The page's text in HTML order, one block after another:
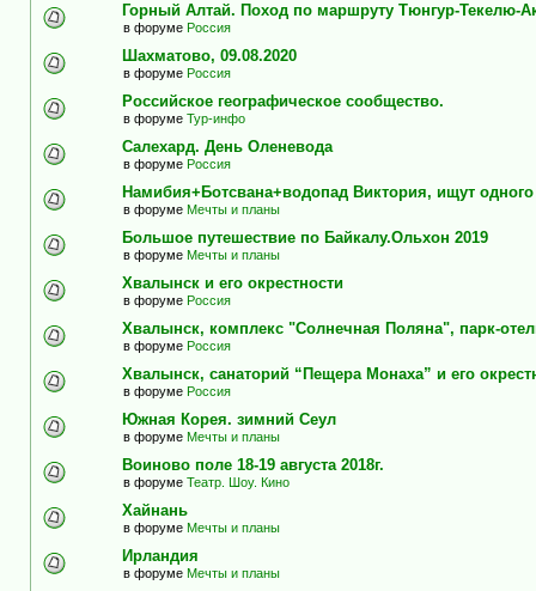
Горный Алтай. Поход по маршруту Тюнгур-Текелю-
в форуме Россия
Шахматово, 09.08.2020
в форуме Россия
Российское географическое сообщество.
в форуме Тур-инфо
Салехард. День Оленевода
в форуме Россия
Намибия+Ботсвана+водопад Виктория, ищут
в форуме Мечты и планы
Большое путешествие по Байкалу.Ольхон 2019
в форуме Мечты и планы
Хвалынск и его окрестности
в форуме Россия
Хвалынск, комплекс "Солнечная Поляна", парк-
в форуме Россия
Хвалынск, санаторий “Пещера Монаха” и его
в форуме Россия
Южная Корея. зимний Сеул
в форуме Мечты и планы
Воиново поле 18-19 августа 2018г.
в форуме Театр. Шоу. Кино
Хайнань
в форуме Мечты и планы
Ирландия
в форуме Мечты и планы